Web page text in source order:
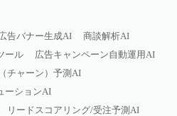
告バナー生成AI
商談解析AI
ール
広告キャンペーン自動運用AI
チャーン）予測AI
ーションAI
リードスコアリング/受注予測AI